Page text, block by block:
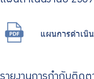
|
แผนการดําเนิ